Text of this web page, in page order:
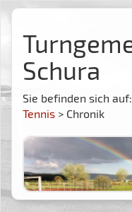
Schura
Sie befinden sich auf:
Tennis > Chronik